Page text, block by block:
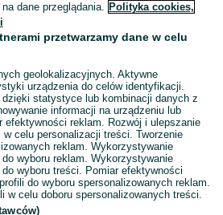
na dane przeglądania. Polityka cookies,
przetwarzamy dane w celu
geolokalizacyjnych. Aktywne
urządzenia do celów identyfikacji.
dzięki statystyce lub kombinacji danych z
informacji na urządzeniu lub
efektywności reklam. Rozwój i ulepszanie
w celu personalizacji treści. Tworzenie
reklam. Wykorzystywanie
wyboru reklam. Wykorzystywanie
wyboru treści. Pomiar efektywności
do wyboru spersonalizowanych reklam.
w celu doboru spersonalizowanych treści.